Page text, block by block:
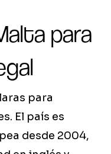
para
para
El país es
desde 2004,